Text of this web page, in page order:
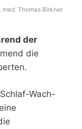
Thomas Birkner
der
die
Wach-